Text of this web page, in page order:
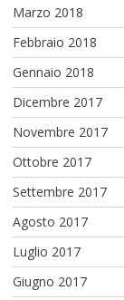
Marzo 2018
Febbraio 2018
Gennaio 2018
Dicembre 2017
Novembre 2017
Ottobre 2017
Settembre 2017
Agosto 2017
Luglio 2017
Giugno 2017